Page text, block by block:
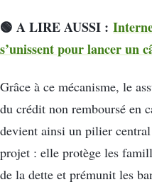
🟢 A LIRE AUSSI :
s’unissent pour lancer un
Grâce à ce mécanisme, le
du crédit non remboursé en
devient ainsi un pilier
projet : elle protège les
de la dette et prémunit les